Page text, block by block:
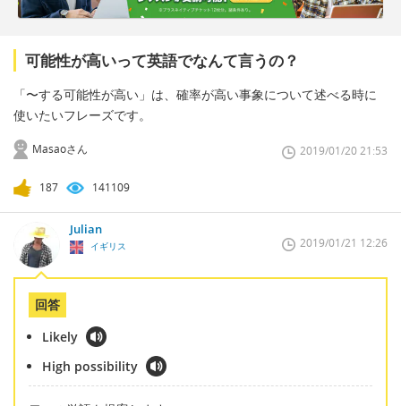
可能性が高いって英語でなんて言うの？
「〜する可能性が高い」は、確率が高い事象について述べる時に
使いたいフレーズです。
Masaoさん 2019/01/20 21:53
187 141109
Julian
イギリス 2019/01/21 12:26
回答
Likely
High possibility